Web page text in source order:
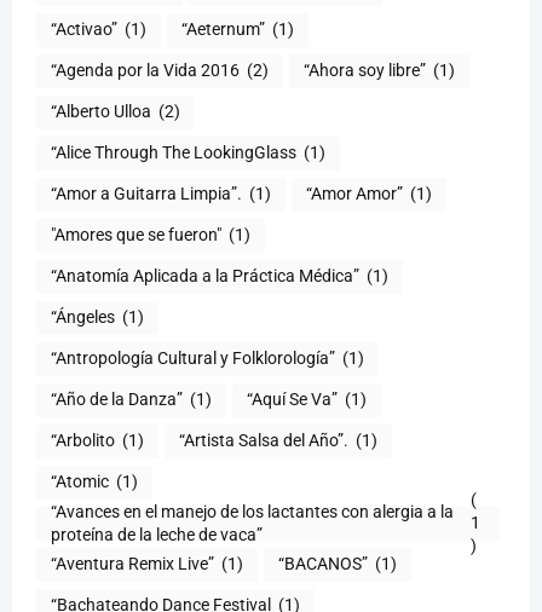
“Activao” (1) “Aeternum” (1)
“Agenda por la Vida 2016 (2) “Ahora soy libre” (1)
“Alberto Ulloa (2)
“Alice Through The LookingGlass (1)
“Amor a Guitarra Limpia”. (1) “Amor Amor” (1)
"Amores que se fueron" (1)
“Anatomía Aplicada a la Práctica Médica” (1)
“Ángeles (1)
“Antropología Cultural y Folklorología” (1)
“Año de la Danza” (1) “Aquí Se Va” (1)
“Arbolito (1) “Artista Salsa del Año”. (1)
“Atomic (1)
“Avances en el manejo de los lactantes con alergia a la
proteína de la leche de vaca”
(
1
)
“Aventura Remix Live” (1) “BACANOS” (1)
“Bachateando Dance Festival (1)